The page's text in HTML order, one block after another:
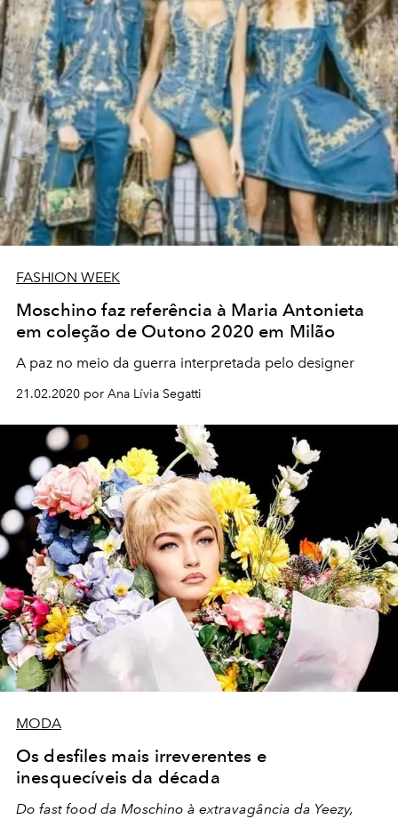
FASHION WEEK
Moschino faz referência à Maria Antonieta
em coleção de Outono 2020 em Milão
A paz no meio da guerra interpretada pelo designer
21.02.2020 por Ana Lívia Segatti
MODA
Os desfiles mais irreverentes e
inesquecíveis da década
Do fast food da Moschino à extravagância da Yeezy,